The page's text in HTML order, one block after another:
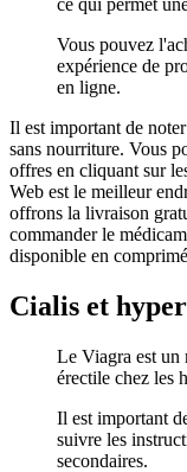
ce qui permet
Vous pouvez
expérience de
en ligne.
Il est important de
sans nourriture. Vous
offres en cliquant sur
Web est le meilleur
offrons la livraison
commander le
disponible en
Cialis et
Le Viagra est un
érectile chez les
Il est important
suivre les
secondaires.